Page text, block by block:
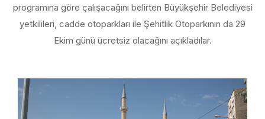
programına göre çalışacağını belirten Büyükşehir Belediyesi
yetkilileri, cadde otoparkları ile Şehitlik Otoparkının da 29
Ekim günü ücretsiz olacağını açıkladılar.